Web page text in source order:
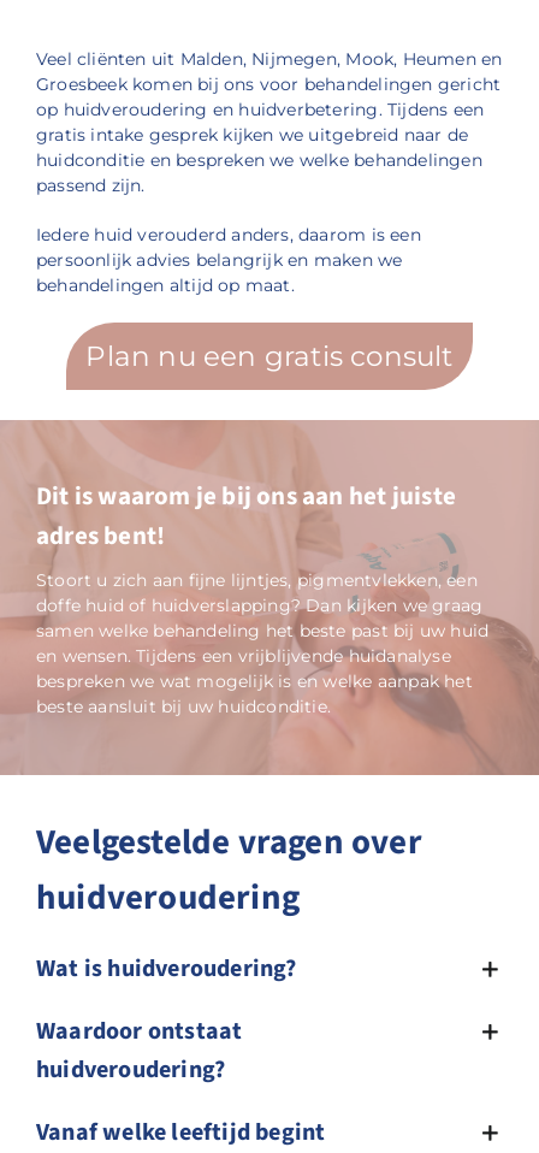
Veel cliënten uit Malden, Nijmegen, Mook, Heumen en
Groesbeek komen bij ons voor behandelingen gericht
op huidveroudering en huidverbetering. Tijdens een
gratis intake gesprek kijken we uitgebreid naar de
huidconditie en bespreken we welke behandelingen
passend zijn.
Iedere huid verouderd anders, daarom is een
persoonlijk advies belangrijk en maken we
behandelingen altijd op maat.
Plan nu een gratis consult
Dit is waarom je bij ons aan het juiste
adres bent!
Stoort u zich aan fijne lijntjes, pigmentvlekken, een
doffe huid of huidverslapping? Dan kijken we graag
samen welke behandeling het beste past bij uw huid
en wensen. Tijdens een vrijblijvende huidanalyse
bespreken we wat mogelijk is en welke aanpak het
beste aansluit bij uw huidconditie.
Veelgestelde vragen over
huidveroudering
Wat is huidveroudering?
Waardoor ontstaat
huidveroudering?
Vanaf welke leeftijd begint